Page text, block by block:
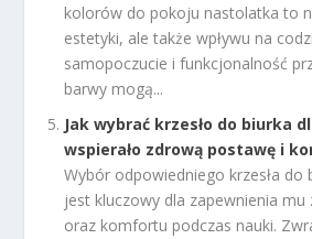
kolorów do pokoju nastolatka to
estetyki, ale także wpływu na
samopoczucie i funkcjonalność
barwy mogą...
Jak wybrać krzesło do biurka
wspierało zdrową postawę i
Wybór odpowiedniego krzesła do
jest kluczowy dla zapewnienia
oraz komfortu podczas nauki.